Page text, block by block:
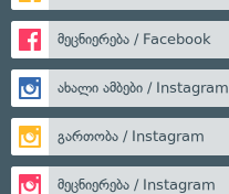
მეცნიერება / Facebook
ახალი ამბები / Instagram
გართობა / Instagram
მეცნიერება / Instagram